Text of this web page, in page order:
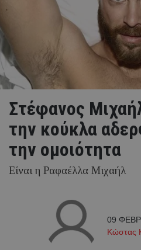
Στέφανος
την κούκλα
την ομοιότητα
Είναι η Ραφαέλλα Μιχαήλ
09
Κώστας